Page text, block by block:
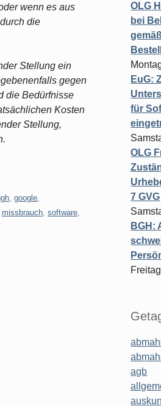
wenn es aus
die
Stellung ein
gegen
die Bedürfnisse
Kosten
Stellung,
google
missbrauch software
OLG
bei
EuG:
für
OLG
7 GVG
BGH:
agb